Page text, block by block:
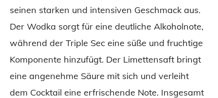
seinen starken und intensiven Geschmack aus.
Der Wodka sorgt für eine deutliche Alkoholnote,
während der Triple Sec eine süße und fruchtige
Komponente hinzufügt. Der Limettensaft bringt
eine angenehme Säure mit sich und verleiht
dem Cocktail eine erfrischende Note. Insgesamt